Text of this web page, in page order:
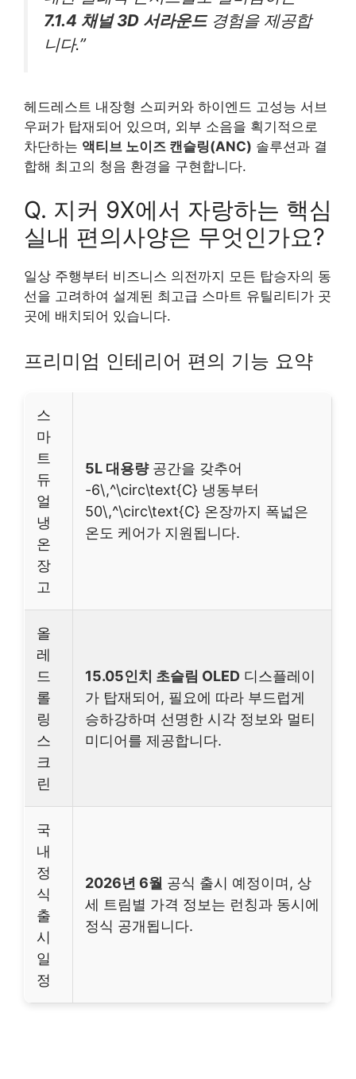
7.1.4 채널 3D 서라운드경험을 제공합
니다.”
헤드레스트 내장형 스피커와 하이엔드 고성능 서브
우퍼가 탑재되어 있으며, 외부 소음을 획기적으로
차단하는 액티브 노이즈 캔슬링(ANC) 솔루션과 결
합해 최고의 청음 환경을 구현합니다.
Q. 지커 9X에서 자랑하는 핵심
실내 편의사양은 무엇인가요?
일상 주행부터 비즈니스 의전까지 모든 탑승자의 동
선을 고려하여 설계된 최고급 스마트 유틸리티가 곳
곳에 배치되어 있습니다.
프리미엄 인테리어 편의 기능 요약
스
마
트
듀
얼
냉
온
장
고
5L 대용량공간을 갖추어
-6\,^\circ\text{C} 냉동부터
50\,^\circ\text{C} 온장까지 폭넓은
온도 케어가 지원됩니다.
올
레
드
롤
링
스
크
린
15.05인치 초슬림 OLED 디스플레이
가 탑재되어, 필요에 따라 부드럽게
승하강하며 선명한 시각 정보와 멀티
미디어를 제공합니다.
국
내
정
식
출
시
일
정
2026년 6월 공식 출시 예정이며, 상
세 트림별 가격 정보는 런칭과 동시에
정식 공개됩니다.